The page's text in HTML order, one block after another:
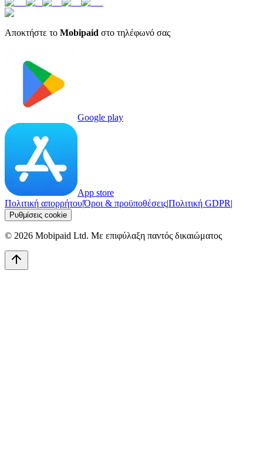
Αποκτήστε το Mobipaid στο τηλέφωνό σας
Google play
App store
Πολιτική απορρήτου|Όροι & προϋποθέσεις|Πολιτική GDPR|
Ρυθμίσεις cookie
© 2026 Mobipaid Ltd. Με επιφύλαξη παντός δικαιώματος